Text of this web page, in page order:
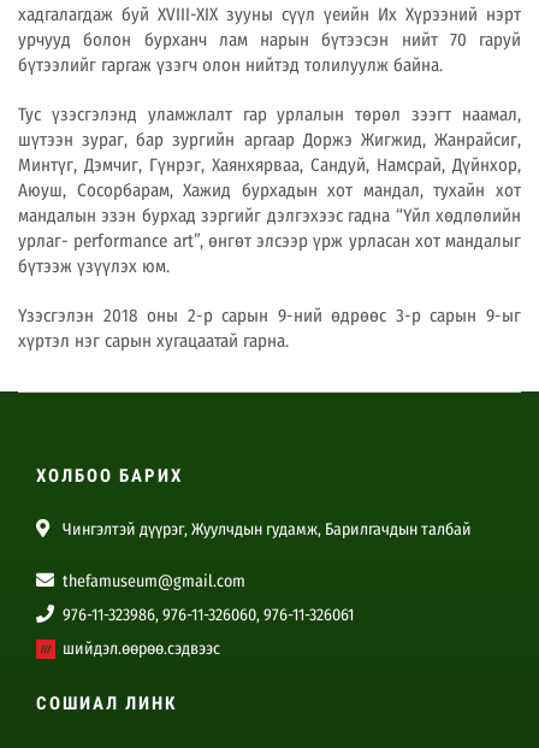
хадгалагдаж буй ХVIII-XIX зууны сүүл үеийн Их Хүрээний нэрт
урчууд болон бурханч лам нарын бүтээсэн нийт 70 гаруй
бүтээлийг гаргаж үзэгч олон нийтэд толилуулж байна.
Тус үзэсгэлэнд уламжлалт гар урлалын төрөл зээгт наамал,
шүтээн зураг, бар зургийн аргаар Доржэ Жигжид, Жанрайсиг,
Минтүг, Дэмчиг, Гүнрэг, Хаянхярваа, Сандуй, Намсрай, Дүйнхор,
Аюуш, Сосорбарам, Хажид бурхадын хот мандал, тухайн хот
мандалын эзэн бурхад зэргийг дэлгэхээс гадна “Үйл хөдлөлийн
урлаг- performance art”, өнгөт элсээр үрж урласан хот мандалыг
бүтээж үзүүлэх юм.
Үзэсгэлэн 2018 оны 2-р сарын 9-ний өдрөөс 3-р сарын 9-ыг
хүртэл нэг сарын хугацаатай гарна.
ХОЛБОО БАРИХ
Чингэлтэй дүүрэг, Жуулчдын гудамж, Барилгачдын талбай
thefamuseum@gmail.com
976-11-323986, 976-11-326060, 976-11-326061
шийдэл.өөрөө.сэдвээс
СОШИАЛ ЛИНК